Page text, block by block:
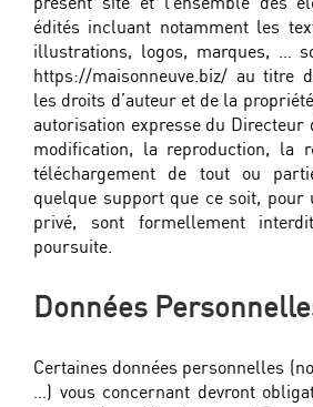
présent site et l’ensemble des
édités incluant notamment les
illustrations, logos, marques, …
https://maisonneuve.biz/ au titre
les droits d’auteur et de la
autorisation expresse du Directeur
modification, la reproduction, la
téléchargement de tout ou
quelque support que ce soit, pour
privé, sont formellement
poursuite.
Données
Certaines données personnelles
…) vous concernant devront